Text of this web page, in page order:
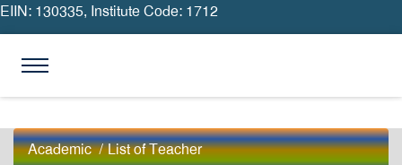
EIIN: 130335, Institute Code: 1712
Academic/List of Teacher